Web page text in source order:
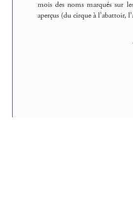
mois des noms marqués sur
aperçus (du cirque à l’abattoir,